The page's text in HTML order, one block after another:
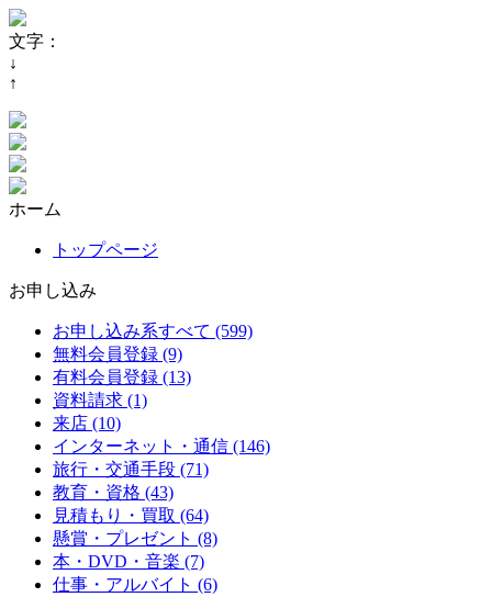
文字：
↓
↑
ホーム
トップページ
お申し込み
お申し込み系すべて (599)
無料会員登録 (9)
有料会員登録 (13)
資料請求 (1)
来店 (10)
インターネット・通信 (146)
旅行・交通手段 (71)
教育・資格 (43)
見積もり・買取 (64)
懸賞・プレゼント (8)
本・DVD・音楽 (7)
仕事・アルバイト (6)